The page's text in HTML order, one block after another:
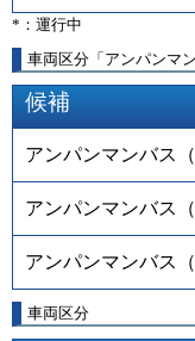
*：運行中
車両区分「アンパンマ
候補
アンパンマンバス
アンパンマンバス
アンパンマンバス
車両区分